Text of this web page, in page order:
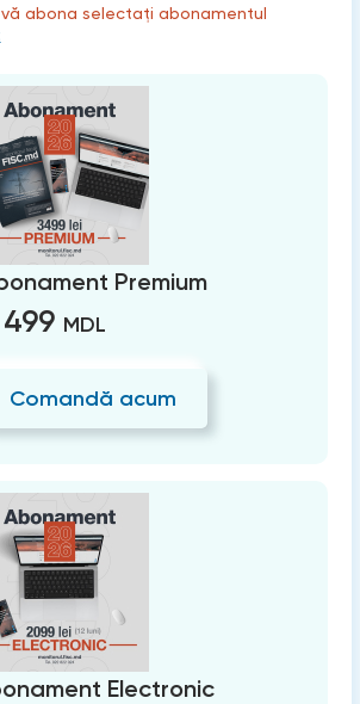
abona selectați abonamentul
Premium
MDL
Comandă acum
Electronic